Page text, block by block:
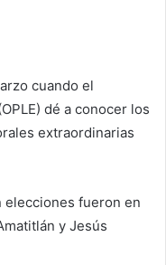
cuando el
dé a conocer los
extraordinarias
fueron en
y Jesús